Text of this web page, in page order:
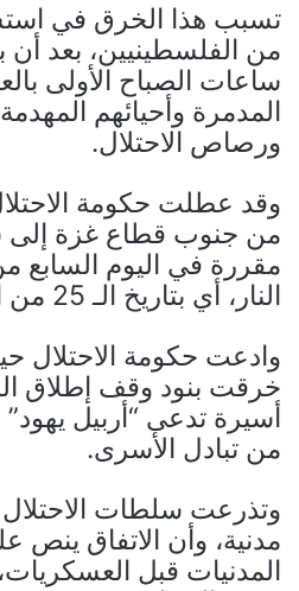
تسبب هذا الخرق في
من الفلسطينيين، بعد أن
ساعات الصباح الأولى
المدمرة وأحيائهم
ورصاص الاحتلال.
وقد عطلت حكومة
من جنوب قطاع غزة إلى
مقررة في اليوم السابع
النار، أي بتاريخ الـ 25 من الشهر الماضي.
وادعت حكومة الاحتلال
خرقت بنود وقف إطلاق
أسيرة تدعى “أربيل يهود”
من تبادل الأسرى.
وتذرعت سلطات الاحتلال
مدنية، وأن الاتفاق ينص
المدنيات قبل